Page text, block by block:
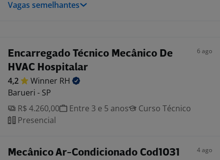
Vagas semelhantes
Encarregado Técnico Mecânico De
HVAC Hospitalar
6 ago
4,2 Winner RH
Barueri - SP
R$ 4.260,00
Entre 3 e 5 anos
Curso Técnico
Presencial
Mecânico Ar-Condicionado Cod1031 4 ago